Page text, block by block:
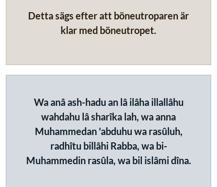
Detta sägs efter att böneutroparen är
klar med böneutropet.
Wa anâ ash-hadu an lâ ilâha illallâhu
wahdahu lâ sharîka lah, wa anna
Muhammedan 'abduhu wa rasûluh,
radhîtu billâhi Rabba, wa bi-
Muhammedin rasûla, wa bil islâmi dîna.